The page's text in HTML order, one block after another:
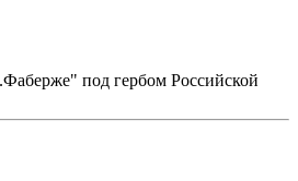
под гербом Российской